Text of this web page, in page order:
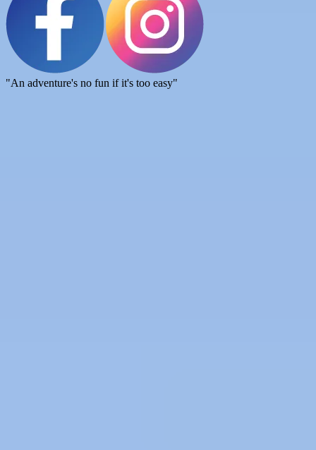
"An adventure's no fun if it's too easy"